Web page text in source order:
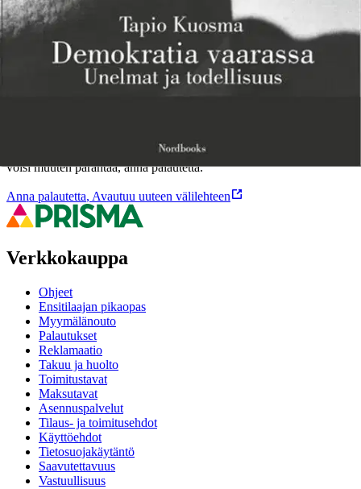
Ominaisuudet
Ovatko tuotetiedot riittävät? Jos tuotetiedoissa on puutteita tai niitä
voisi muuten parantaa, anna palautetta.
Anna palautetta, Avautuu uuteen välilehteen
Verkkokauppa
Ohjeet
Ensitilaajan pikaopas
Myymälänouto
Palautukset
Reklamaatio
Takuu ja huolto
Toimitustavat
Maksutavat
Asennuspalvelut
Tilaus- ja toimitusehdot
Käyttöehdot
Tietosuojakäytäntö
Saavutettavuus
Vastuullisuus